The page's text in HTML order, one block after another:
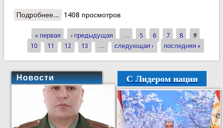
Подробнее... о Дежурная часть КЧС сообщает
1408 просмотров
Страницы
« первая ‹ предыдущая … 5 6 7 8
9
10
11 12 13 … следующая › последняя »
Новости С Лидером нации